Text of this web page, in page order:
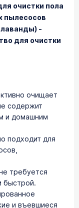
очистки пола
пылесосов
-
для очистки
очищает
содержит
и домашним
подходит для
требуется
быстрой.
и въевшиеся